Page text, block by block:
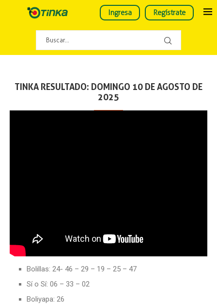
Ingresa Regístrate
TINKA RESULTADO: DOMINGO 10 DE AGOSTO DE
2025
Bolillas: 24- 46 – 29 – 19 – 25 – 47
Sí o Sí: 06 – 33 – 02
Boliyapa: 26